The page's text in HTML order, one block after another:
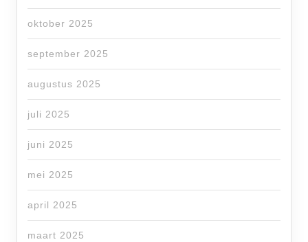
oktober 2025
september 2025
augustus 2025
juli 2025
juni 2025
mei 2025
april 2025
maart 2025